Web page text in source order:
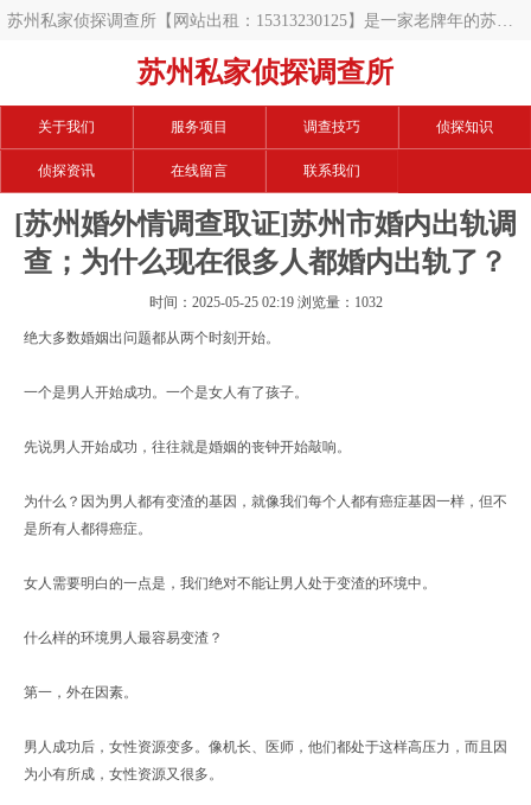
苏州私家侦探调查所【网站出租：15313230125】是一家老牌年的苏州
调查公司,开展的项目有苏州私人调查,苏州私家调查,苏州调查公司,苏州
信可以帮您解决难题.
苏州私家侦探调查所
关于我们 服务项目 调查技巧 侦探知识
侦探资讯 在线留言 联系我们
[苏州婚外情调查取证]苏州市婚内出轨调
查；为什么现在很多人都婚内出轨了？
时间：2025-05-25 02:19 浏览量：1032
绝大多数婚姻出问题都从两个时刻开始。
一个是男人开始成功。一个是女人有了孩子。
先说男人开始成功，往往就是婚姻的丧钟开始敲响。
为什么？因为男人都有变渣的基因，就像我们每个人都有癌症基因一样，但不
是所有人都得癌症。
女人需要明白的一点是，我们绝对不能让男人处于变渣的环境中。
什么样的环境男人最容易变渣？
第一，外在因素。
男人成功后，女性资源变多。像机长、医师，他们都处于这样高压力，而且因
为小有所成，女性资源又很多。